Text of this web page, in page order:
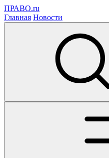
ПРАВО.ru
Главная Новости